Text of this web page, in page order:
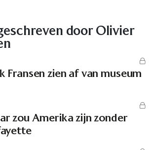
door Olivier
Fransen zien af van museum
zou Amerika zijn zonder